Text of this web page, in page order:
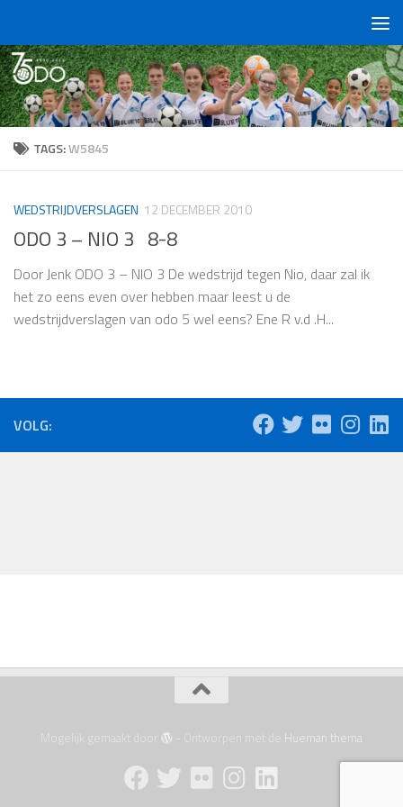
TAGS:W5845
WEDSTRIJDVERSLAGEN 12 DECEMBER 2010
ODO 3 – NIO 3 8-8
Door Jenk ODO 3 – NIO 3 De wedstrijd tegen Nio, daar zal ik
het zo eens even over hebben maar leest u de
wedstrijdverslagen van odo 5 wel eens? Ene R v.d .H...
VOLG:
Mogelijk gemaakt door - Ontworpen met de Hueman thema